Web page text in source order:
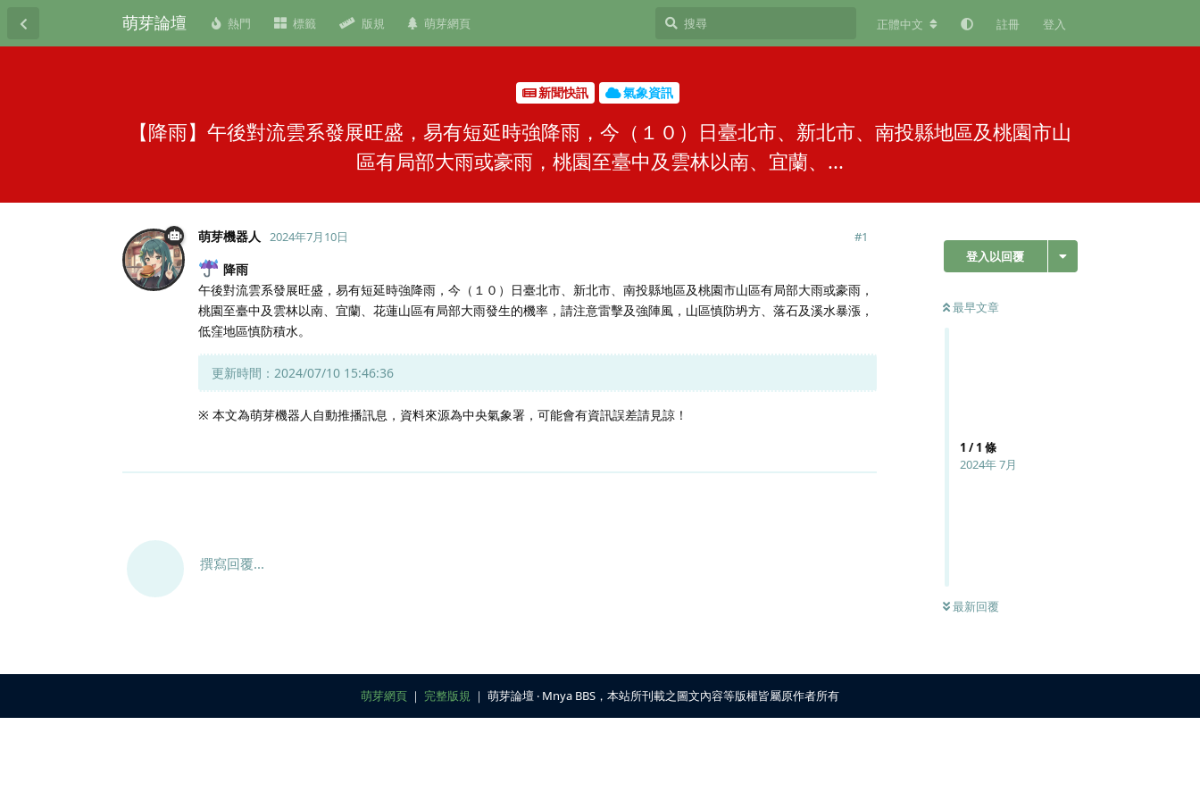
萌芽論壇 熱門 標籤 版規 萌芽網頁 正體中文 註冊 登入
新聞快訊 氣象資訊
【降雨】午後對流雲系發展旺盛，易有短延時強降雨，今（１０）日臺北市、新北市、南投縣地區及桃園市山
區有局部大雨或豪雨，桃園至臺中及雲林以南、宜蘭、...
登入以回覆
最早文章
1 /1 條
2024年 7月
最新回覆
萌芽機器人 2024年7月10日 #1
降雨
午後對流雲系發展旺盛，易有短延時強降雨，今（１０）日臺北市、新北市、南投縣地區及桃園市山區有局部大雨或豪雨，
桃園至臺中及雲林以南、宜蘭、花蓮山區有局部大雨發生的機率，請注意雷擊及強陣風，山區慎防坍方、落石及溪水暴漲，
低窪地區慎防積水。
更新時間：2024/07/10 15:46:36
※ 本文為萌芽機器人自動推播訊息，資料來源為中央氣象署，可能會有資訊誤差請見諒！
撰寫回覆...
萌芽網頁 ｜ 完整版規 ｜ 萌芽論壇 ‧ Mnya BBS，本站所刊載之圖文內容等版權皆屬原作者所有